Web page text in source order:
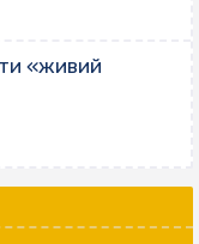
«живий